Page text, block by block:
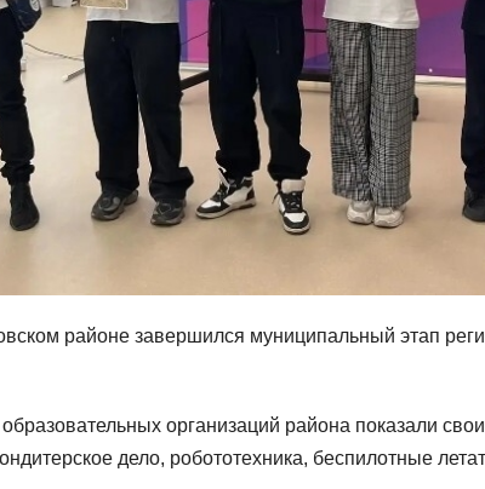
районе завершился муниципальный этап
организаций района показали
дело, робототехника, беспилотные